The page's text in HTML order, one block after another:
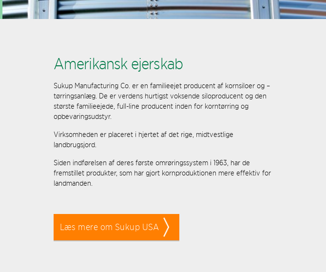
Amerikansk ejerskab
Sukup Manufacturing Co. er en familieejet producent af kornsiloer og –
tørringsanlæg. De er verdens hurtigst voksende siloproducent og den
største familieejede, full-line producent inden for korntørring og
opbevaringsudstyr.
Virksomheden er placeret i hjertet af det rige, midtvestlige
landbrugsjord.
Siden indførelsen af deres første omrøringssystem i 1963, har de
fremstillet produkter, som har gjort kornproduktionen mere effektiv for
landmanden.
Læs mere om Sukup USA